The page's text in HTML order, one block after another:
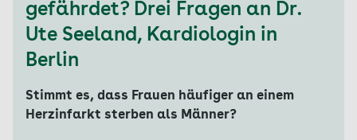
gefährdet? Drei Fragen an Dr.
Ute Seeland, Kardiologin in
Berlin
Stimmt es, dass Frauen häufiger an einem
Herzinfarkt sterben als Männer?